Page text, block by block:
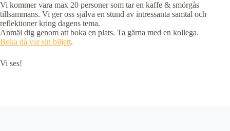
Vi kommer vara max 20 personer som tar en kaffe & smörgås
tillsammans. Vi ger oss själva en stund av intressanta samtal och
reflektioner kring dagens tema.
Anmäl dig genom att boka en plats. Ta gärna med en kollega.
Boka då var sin biljett.
Vi ses!